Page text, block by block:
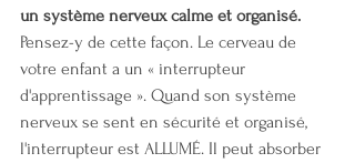
un système nerveux calme et organisé.
Pensez-y de cette façon. Le cerveau de
votre enfant a un « interrupteur
d'apprentissage ». Quand son système
nerveux se sent en sécurité et organisé,
l'interrupteur est ALLUMÉ. Il peut absorber